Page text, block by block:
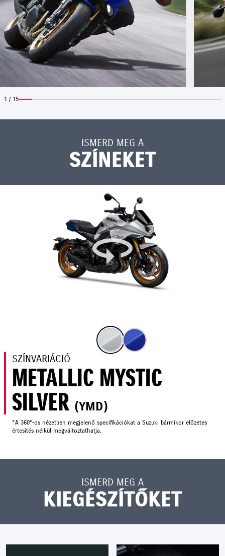
1 / 15
ISMERD MEG A
SZÍNEKET
SZÍNVARIÁCIÓ
METALLIC MYSTIC
SILVER (YMD)
*A 360°-os nézetben megjelenő specifikációkat a Suzuki bármikor előzetes
értesítés nélkül megváltoztathatja.
ISMERD MEG A
KIEGÉSZÍTŐKET